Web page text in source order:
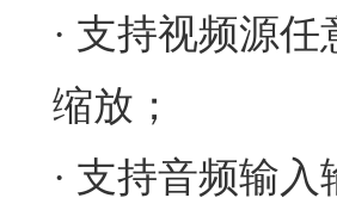
· 支持视频源
缩放；
· 支持音频输入